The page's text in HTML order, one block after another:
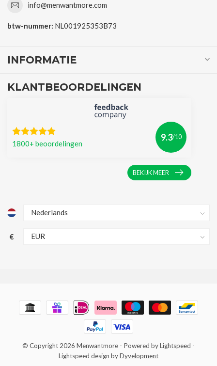
info@menwantmore.com
btw-nummer: NL001925353B73
INFORMATIE
KLANTBEOORDELINGEN
1800+ beoordelingen
9.3/10
BEKIJK MEER
€
© Copyright 2026 Menwantmore - Powered byLightspeed -
Lightspeed design byDyvelopment